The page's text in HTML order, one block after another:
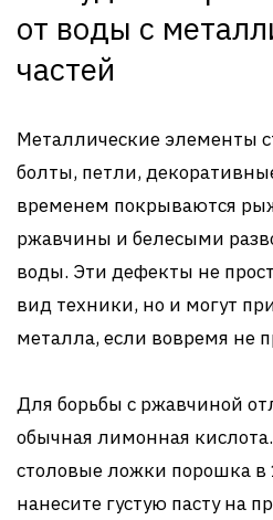
от воды с
частей
Металлические элементы
болты, петли,
временем покрываются
ржавчины и белесыми
воды. Эти дефекты не
вид техники, но и могут
металла, если вовремя не
Для борьбы с ржавчиной
обычная лимонная
столовые ложки порошка
нанесите густую пасту на